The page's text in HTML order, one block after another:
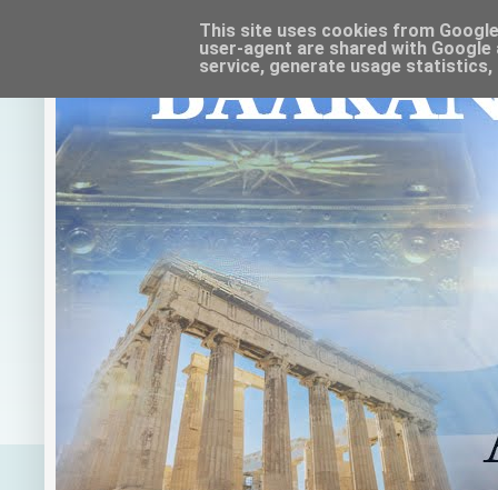
This site uses cookies from
user-agent are shared with
service, generate usage statistics,